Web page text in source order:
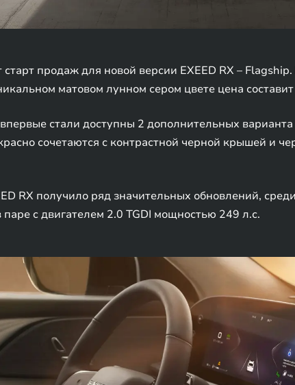
старт продаж для новой версии EXEED RX –
матовом лунном сером цвете цена
стали доступны 2 дополнительных
сочетаются с контрастной черной крышей и
RX получило ряд значительных обновлений,
паре c двигателем 2.0 TGDI мощностью 249 л.с.